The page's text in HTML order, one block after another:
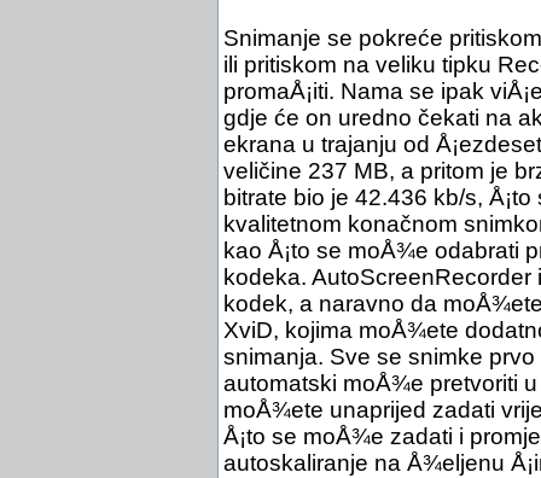
Snimanje se pokreće
ili pritiskom na veliku tipku
promaÅ¡iti. Nama se ipak
gdje će on uredno čekati na
ekrana u trajanju od
veličine 237 MB, a pritom je
bitrate bio je 42.436 kb/s,
kvalitetnom konačnom
kao Å¡to se moÅ¾e odabrati
kodeka.
kodek, a naravno da
XviD, kojima moÅ¾ete
snimanja. Sve se snimke
automatski moÅ¾e pretvoriti
moÅ¾ete unaprijed zadati
Å¡to se moÅ¾e zadati i
autoskaliranje na Å¾eljenu